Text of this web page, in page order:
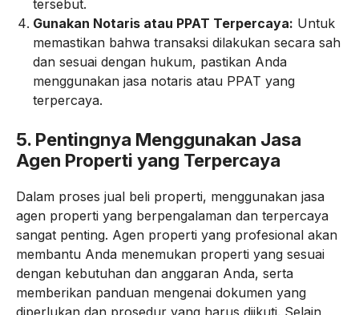
tersebut.
Gunakan Notaris atau PPAT Terpercaya: Untuk
memastikan bahwa transaksi dilakukan secara sah
dan sesuai dengan hukum, pastikan Anda
menggunakan jasa notaris atau PPAT yang
terpercaya.
5. Pentingnya Menggunakan Jasa
Agen Properti yang Terpercaya
Dalam proses jual beli properti, menggunakan jasa
agen properti yang berpengalaman dan terpercaya
sangat penting. Agen properti yang profesional akan
membantu Anda menemukan properti yang sesuai
dengan kebutuhan dan anggaran Anda, serta
memberikan panduan mengenai dokumen yang